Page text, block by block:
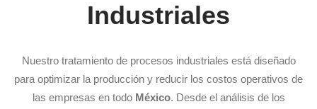
Industriales
Nuestro tratamiento de procesos industriales está diseñado
para optimizar la producción y reducir los costos operativos de
las empresas en todo México. Desde el análisis de los